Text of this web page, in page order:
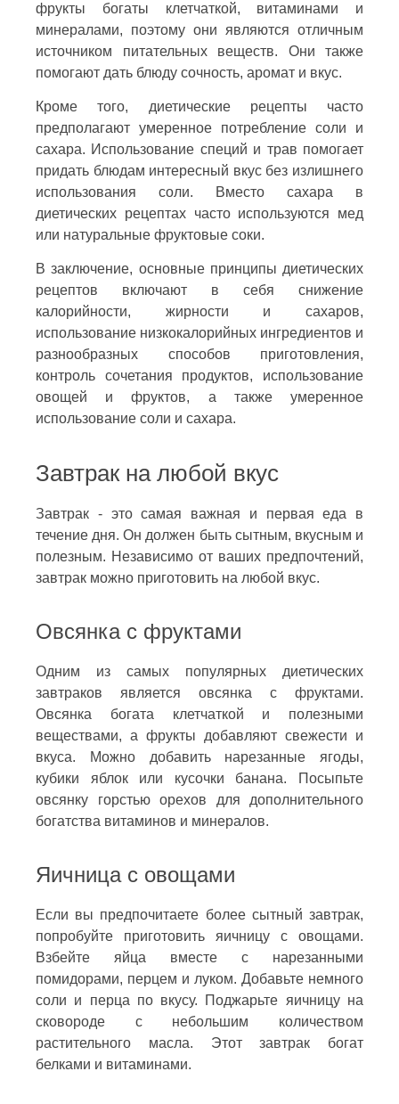
фрукты богаты клетчаткой, витаминами и
минералами, поэтому они являются отличным
источником питательных веществ. Они также
помогают дать блюду сочность, аромат и вкус.
Кроме того, диетические рецепты часто
предполагают умеренное потребление соли и
сахара. Использование специй и трав помогает
придать блюдам интересный вкус без излишнего
использования соли. Вместо сахара в
диетических рецептах часто используются мед
или натуральные фруктовые соки.
В заключение, основные принципы диетических
рецептов включают в себя снижение
калорийности, жирности и сахаров,
использование низкокалорийных ингредиентов и
разнообразных способов приготовления,
контроль сочетания продуктов, использование
овощей и фруктов, а также умеренное
использование соли и сахара.
Завтрак на любой вкус
Завтрак - это самая важная и первая еда в
течение дня. Он должен быть сытным, вкусным и
полезным. Независимо от ваших предпочтений,
завтрак можно приготовить на любой вкус.
Овсянка с фруктами
Одним из самых популярных диетических
завтраков является овсянка с фруктами.
Овсянка богата клетчаткой и полезными
веществами, а фрукты добавляют свежести и
вкуса. Можно добавить нарезанные ягоды,
кубики яблок или кусочки банана. Посыпьте
овсянку горстью орехов для дополнительного
богатства витаминов и минералов.
Яичница с овощами
Если вы предпочитаете более сытный завтрак,
попробуйте приготовить яичницу с овощами.
Взбейте яйца вместе с нарезанными
помидорами, перцем и луком. Добавьте немного
соли и перца по вкусу. Поджарьте яичницу на
сковороде с небольшим количеством
растительного масла. Этот завтрак богат
белками и витаминами.